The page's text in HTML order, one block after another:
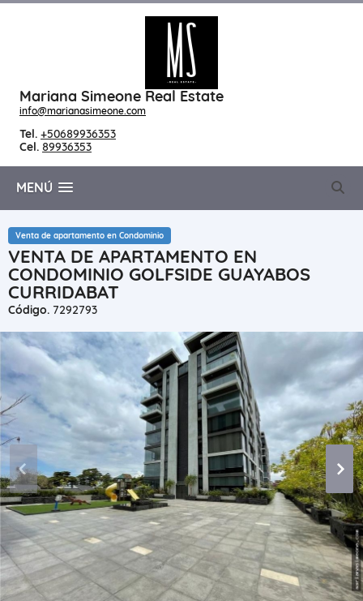
Mariana Simeone Real Estate
info@marianasimeone.com
Tel. +50689936353
Cel. 89936353
MENÚ
Venta de apartamento en Condominio
VENTA DE APARTAMENTO EN
CONDOMINIO GOLFSIDE GUAYABOS
CURRIDABAT
Código. 7292793